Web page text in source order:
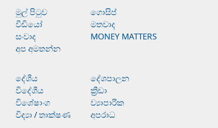
මුල් පිටුව
ගොසිප්
වීඩියෝ
මතවාද
සංවාද
MONEY MATTERS
අප අමතන්න
දේශීය
දේශපාලන
විදේශීය
ක්‍රීඩා
විශේෂාංග
ව්‍යාපාරික
විද්‍යා / තාක්ෂණ
අපරාධ